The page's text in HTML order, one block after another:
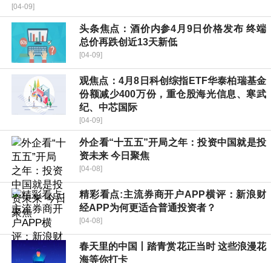
[04-09]
头条焦点：酒价内参4月9日价格发布 终端
总价再跌创近13天新低
[04-09]
观焦点：4月8日科创综指ETF华泰柏瑞基金
份额减少400万份，重仓股海光信息、寒武
纪、中芯国际
[04-09]
外企看“十五五”开局之年：投资中国就是投
资未来 今日聚焦
[04-08]
精彩看点:主流券商开户APP横评：新浪财
经APP为何更适合普通投资者？
[04-08]
春天里的中国丨踏青赏花正当时 这些浪漫花
海等你打卡